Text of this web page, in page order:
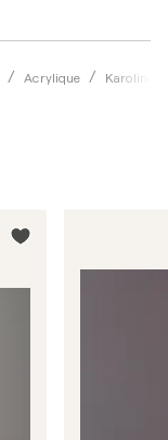
Acrylique Karoline